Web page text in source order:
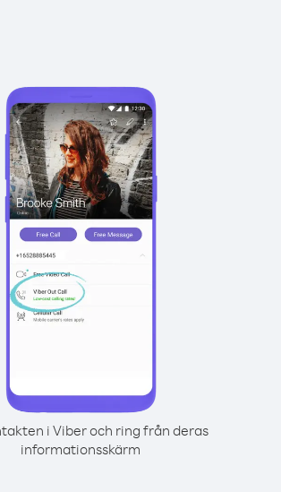
i Viber och ring från deras
informationsskärm